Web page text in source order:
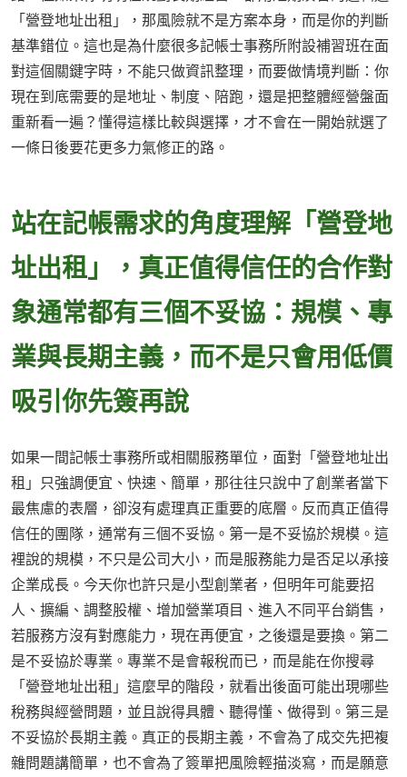
「營登地址出租」，那風險就不是方案本身，而是你的判斷
基準錯位。這也是為什麼很多記帳士事務所附設補習班在面
對這個關鍵字時，不能只做資訊整理，而要做情境判斷：你
現在到底需要的是地址、制度、陪跑，還是把整體經營盤面
重新看一遍？懂得這樣比較與選擇，才不會在一開始就選了
一條日後要花更多力氣修正的路。
站在記帳需求的角度理解「營登地
址出租」，真正值得信任的合作對
象通常都有三個不妥協：規模、專
業與長期主義，而不是只會用低價
吸引你先簽再說
如果一間記帳士事務所或相關服務單位，面對「營登地址出
租」只強調便宜、快速、簡單，那往往只說中了創業者當下
最焦慮的表層，卻沒有處理真正重要的底層。反而真正值得
信任的團隊，通常有三個不妥協。第一是不妥協於規模。這
裡說的規模，不只是公司大小，而是服務能力是否足以承接
企業成長。今天你也許只是小型創業者，但明年可能要招
人、擴編、調整股權、增加營業項目、進入不同平台銷售，
若服務方沒有對應能力，現在再便宜，之後還是要換。第二
是不妥協於專業。專業不是會報稅而已，而是能在你搜尋
「營登地址出租」這麼早的階段，就看出後面可能出現哪些
稅務與經營問題，並且說得具體、聽得懂、做得到。第三是
不妥協於長期主義。真正的長期主義，不會為了成交先把複
雜問題講簡單，也不會為了簽單把風險輕描淡寫，而是願意